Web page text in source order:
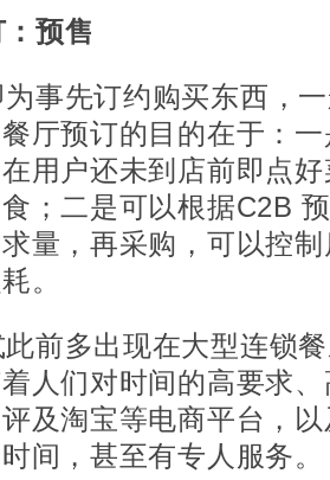
预售
事先订约购买东西，
厅预订的目的在于：
用户还未到店前即点
；二是可以根据C2B
量，再采购，可以控
。
前多出现在大型连锁
人们对时间的高要求
及淘宝等电商平台，
间，甚至有专人服务。